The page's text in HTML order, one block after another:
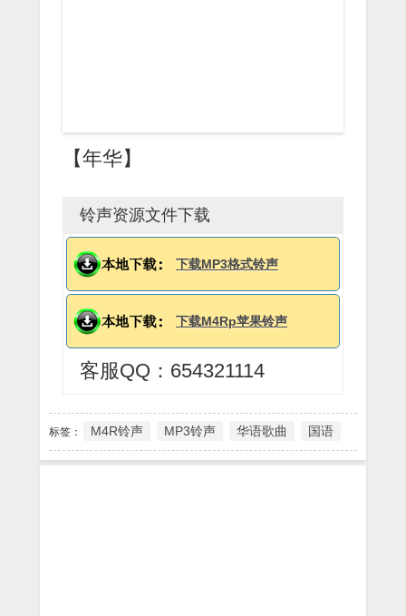
【年华】
铃声资源文件下载
下载MP3格式铃声
下载M4Rp苹果铃声
客服QQ：654321114
标签： M4R铃声 MP3铃声 华语歌曲 国语